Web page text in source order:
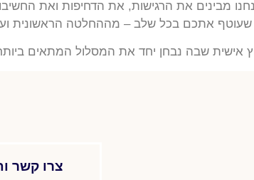
מבינים את הרגישות, את הדחיפות ואת
שעוטף אתכם בכל שלב – מההחלטה
אישית שבה נבחן יחד את המסלול המתאים
צרו קשר